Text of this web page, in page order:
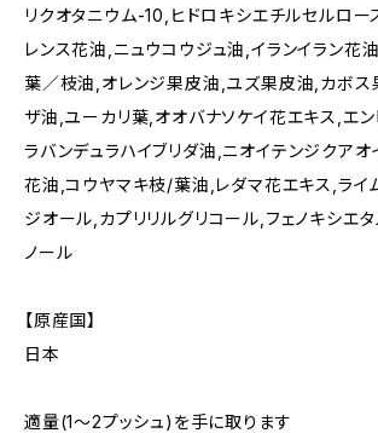
リクオタニウム-10,ヒドロキシエチルセルロー
レンス花油,ニュウコウジュ油,イランイラン花
葉／枝油,オレンジ果皮油,ユズ果皮油,カボス
ザ油,ユーカリ葉,オオバナソケイ花エキス,エン
ラバンデュラハイブリダ油,ニオイテンジクアオ
花油,コウヤマキ枝/葉油,レダマ花エキス,ライ
ジオール,カプリリルグリコール,フェノキシエ
ノール
【原産国】
日本
適量(1～2プッシュ)を手に取ります